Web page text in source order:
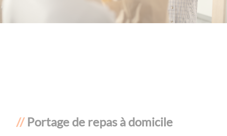
Portage de repas à domicile